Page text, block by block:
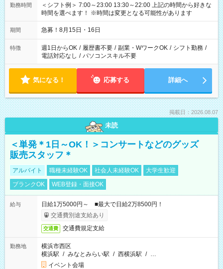
勤務時間
＜シフト例＞ 7:00～23:00 13:30～22:00 上記の時間から好きな
時間を選べます！ ※時間は変更となる可能性があります
期間 急募！8月15日・16日
特徴 週1日からOK / 履歴書不要 / 副業・WワークOK / シフト勤務 /
電話対応なし / パソコンスキル不要
気になる！ 応募する 詳細へ
掲載日：2026.08.07
未読
＜単発＊1日～OK！＞コンサートなどのグッズ
販売スタッフ＊
アルバイト 職種未経験OK 社会人未経験OK
大学生歓迎
ブランクOK
WEB登録・面接OK
給与
日給1万5000円～ ■最大で日給2万8500円！
交通費別途支給あり
交通費 交通費規定支給
勤務地
横浜市西区
横浜駅 / みなとみらい駅 / 西横浜駅 / …
イベント会場